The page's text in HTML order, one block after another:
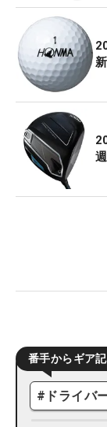
番手からギア
# ドライバ